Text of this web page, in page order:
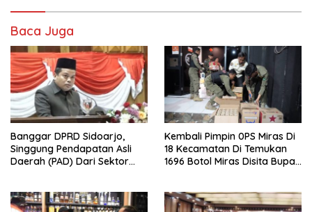
Baca Juga
Banggar DPRD Sidoarjo,
Singgung Pendapatan Asli
Daerah (PAD) Dari Sektor
Evaluasi Secara Menyeluruh
Kembali Pimpin 0PS Miras Di
18 Kecamatan Di Temukan
1696 Botol Miras Disita Bupati